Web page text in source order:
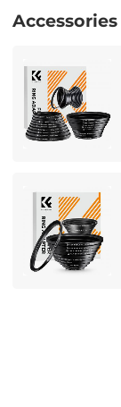
Accessories